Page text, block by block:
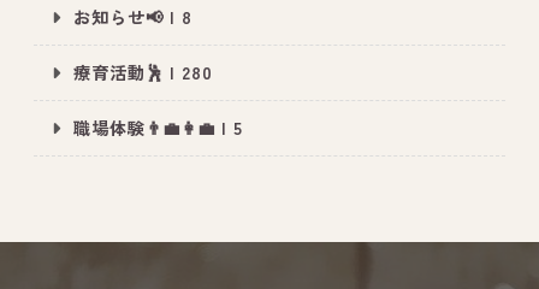
All Peace｜オールピース
お知らせ📢 | 8
療育活動🕺 | 280
職場体験👨‍💼👩‍💼 | 5